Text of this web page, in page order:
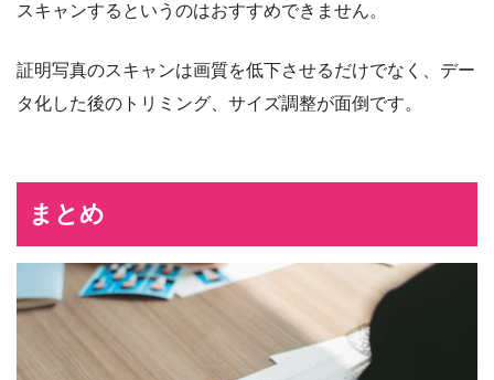
スキャンするというのはおすすめできません。
証明写真のスキャンは画質を低下させるだけでなく、デー
タ化した後のトリミング、サイズ調整が面倒です。
まとめ